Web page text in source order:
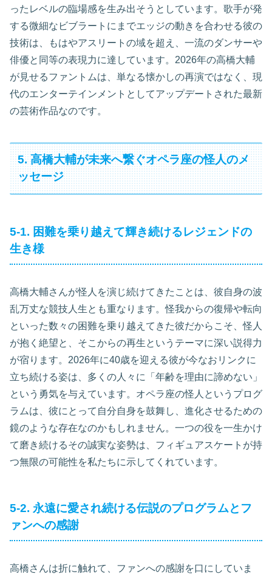
ったレベルの臨場感を生み出そうとしています。歌手が発
する微細なビブラートにまでエッジの動きを合わせる彼の
技術は、もはやアスリートの域を超え、一流のダンサーや
俳優と同等の表現力に達しています。2026年の高橋大輔
が見せるファントムは、単なる懐かしの再演ではなく、現
代のエンターテインメントとしてアップデートされた最新
の芸術作品なのです。
5. 高橋大輔が未来へ繋ぐオペラ座の怪人のメ
ッセージ
5-1. 困難を乗り越えて輝き続けるレジェンドの
生き様
高橋大輔さんが怪人を演じ続けてきたことは、彼自身の波
乱万丈な競技人生とも重なります。怪我からの復帰や転向
といった数々の困難を乗り越えてきた彼だからこそ、怪人
が抱く絶望と、そこからの再生というテーマに深い説得力
が宿ります。2026年に40歳を迎える彼が今なおリンクに
立ち続ける姿は、多くの人々に「年齢を理由に諦めない」
という勇気を与えています。オペラ座の怪人というプログ
ラムは、彼にとって自分自身を鼓舞し、進化させるための
鏡のような存在なのかもしれません。一つの役を一生かけ
て磨き続けるその誠実な姿勢は、フィギュアスケートが持
つ無限の可能性を私たちに示してくれています。
5-2. 永遠に愛され続ける伝説のプログラムとフ
ァンへの感謝
高橋さんは折に触れて、ファンへの感謝を口にしていま